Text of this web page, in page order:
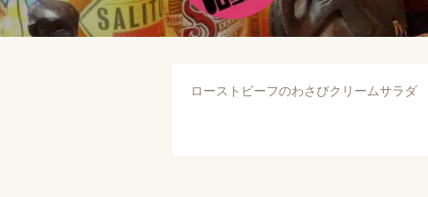
ローストビーフのわさびクリームサラダ